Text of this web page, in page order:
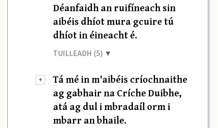
Déanfaidh an ruifíneach sin
aibéis dhíot mura gcuire tú
dhíot in éineacht é.
TUILLEADH (5) ▼
+
Tá mé in m'aibéis críochnaithe
ag gabhair na Críche Duibhe,
atá ag dul i mbradaíl orm i
mbarr an bhaile.